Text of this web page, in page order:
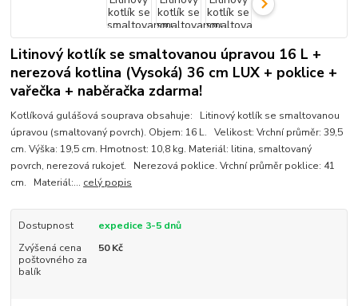
Litinový kotlík se smaltovanou úpravou 16 L +
nerezová kotlina (Vysoká) 36 cm LUX + poklice +
vařečka + naběračka zdarma!
Kotlíková gulášová souprava obsahuje: Litinový kotlík se smaltovanou
úpravou (smaltovaný povrch). Objem: 16 L. Velikost: Vrchní průměr: 39,5
cm. Výška: 19,5 cm. Hmotnost: 10,8 kg. Materiál: litina, smaltovaný
povrch, nerezová rukojeť. Nerezová poklice. Vrchní průměr poklice: 41
cm. Materiál:... celý popis
Dostupnost
expedice 3-5 dnů
Zvýšená cena
poštovného za
balík
50 Kč